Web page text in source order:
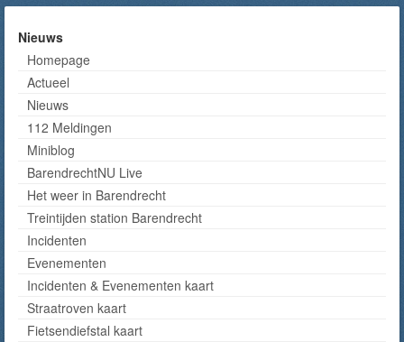
Nieuws
Homepage
Actueel
Nieuws
112 Meldingen
Miniblog
BarendrechtNU Live
Het weer in Barendrecht
Treintijden station Barendrecht
Incidenten
Evenementen
Incidenten & Evenementen kaart
Straatroven kaart
Fietsendiefstal kaart